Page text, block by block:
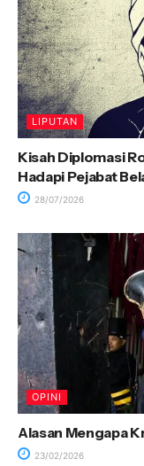
LIPUTAN
Kisah Diplomasi
Hadapi Pejabat
28/07/2026
OPINI
Alasan Mengapa
23/02/2026